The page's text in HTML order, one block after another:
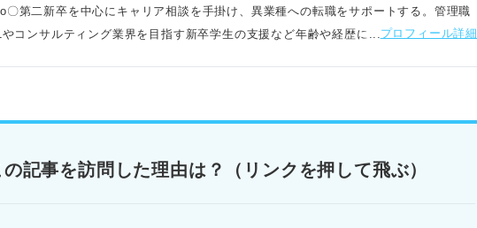
PREP法を意識して一度読めばすぐ納得できる文章に組み立てる。
〇第二新卒を中心にキャリア相談を手掛け、異業種への転職をサポートする。管理職
コンサルティング業界を目指す新卒学生の支援など年齢や経歴にとらわれない支援
プロフィール詳細
の記事を訪問した理由は？（リンクを押して飛ぶ）